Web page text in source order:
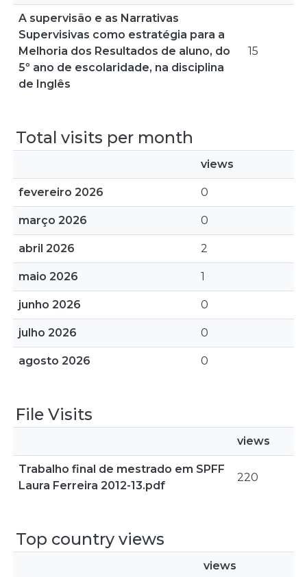
A supervisão e as Narrativas
Supervisivas como estratégia para a
Melhoria dos Resultados de aluno, do
5º ano de escolaridade, na disciplina
de Inglês
15
Total visits per month
views
fevereiro 2026 0
março 2026 0
abril 2026 2
maio 2026 1
junho 2026 0
julho 2026 0
agosto 2026 0
File Visits
views
Trabalho final de mestrado em SPFF
Laura Ferreira 2012-13.pdf
220
Top country views
views